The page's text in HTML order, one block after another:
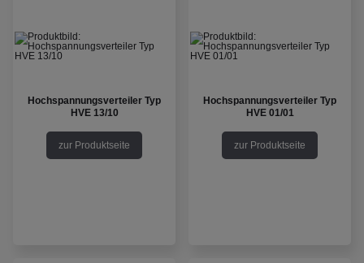
Hochspannungsverteiler Typ
HVE 13/10
zur Produktseite
Hochspannungsverteiler Typ
HVE 01/01
zur Produktseite